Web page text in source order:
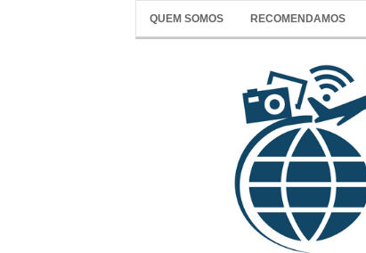
QUEM SOMOS RECOMENDAMOS